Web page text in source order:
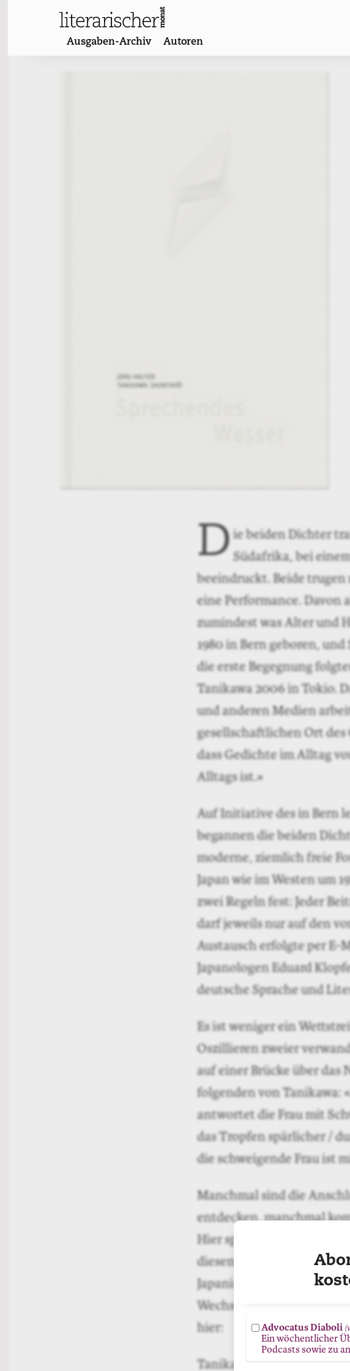
Ausgaben-Archiv Autoren
Die beiden Dichter
Südafrika, bei
beeindruckt. Beide
eine Performance. Davon
zumindest was Alter und
1980 in Bern geboren,
die erste Begegnung
Tanikawa 2006 in Tokio.
und anderen Medien
gesellschaftlichen Ort
dass Gedichte im Alltag
Alltags ist.»
Auf Initiative des in Bern
begannen die beiden
moderne, ziemlich freie
Japan wie im Westen um
zwei Regeln fest: Jeder
darf jeweils nur auf den
Austausch erfolgte per E-
Japanologen Eduard
deutsche Sprache und
Es ist weniger ein
Oszillieren zweier
auf einer Brücke über
folgenden von Tanikawa:
antwortet die Frau mit
das Tropfen spärlicher /
die schweigende Frau ist
Manchmal sind die
entdecken, manchmal
Hier spielt sicher die
diesem Experiment die
Japanischen unkundig
Wechsel statt, in dem
hier:
Tanikawa: «All die vielen
Advocatus Diaboli
Ein wöchentlicher
Podcasts sowie zu